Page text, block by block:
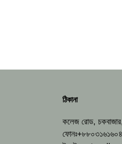
ঠিকানা
কলেজ রোড,